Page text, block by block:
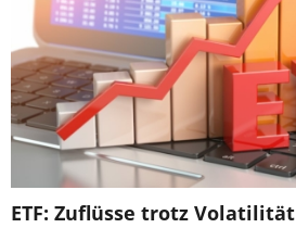
ETF: Zuflüsse trotz Volatilität